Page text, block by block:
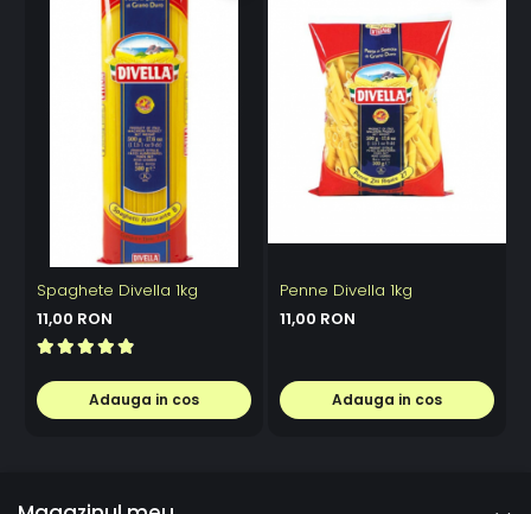
Spaghete Divella 1kg
11,00 RON
Adauga in cos
Penne Divella 1kg
11,00 RON
Adauga in cos